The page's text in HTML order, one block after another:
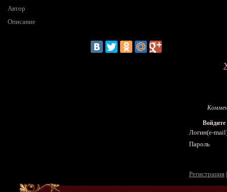
Автор
Описание
Логин(e-
Пароль
Регистрация